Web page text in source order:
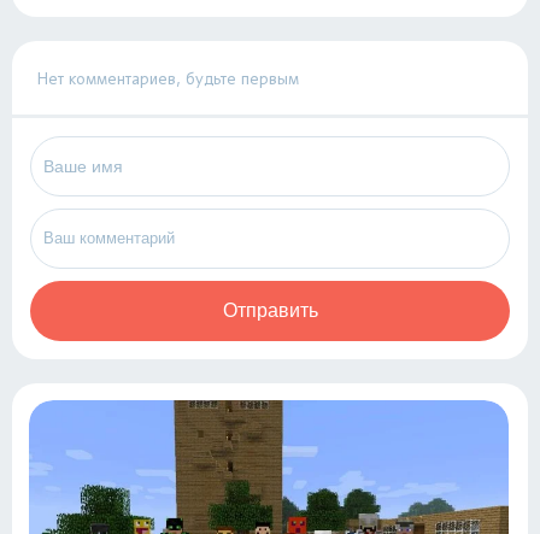
Нет комментариев, будьте первым
Отправить